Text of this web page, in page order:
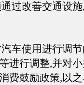
过改善交通设
使用进行调节
进行调整,并对
费鼓励政策,以